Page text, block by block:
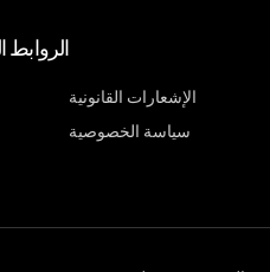
الإشعارات القانونية
سياسة الخصوصية
الروابط